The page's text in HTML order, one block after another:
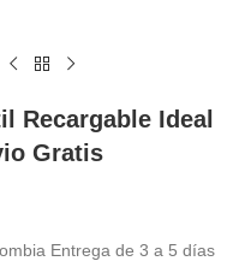
Recargable Ideal
Gratis
Entrega de 3 a 5 días